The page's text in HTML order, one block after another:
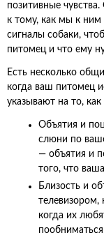
позитивные
к тому, как мы к
сигналы собаки,
питомец и что ему
Есть несколько
когда ваш питомец
указывают на то,
Объятия и
слюни по
— объятия и
того, что
Близость и
телевизором,
когда их